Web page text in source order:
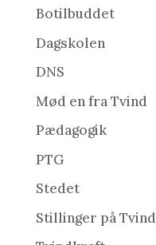
Botilbuddet
Dagskolen
DNS
Mød en fra Tvind
Pædagogik
PTG
Stedet
Stillinger på Tvind